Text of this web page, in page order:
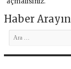
Haber Arayın